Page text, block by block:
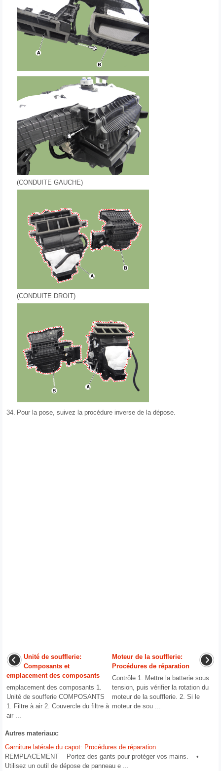
(CONDUITE GAUCHE)
(CONDUITE DROIT)
34. Pour la pose, suivez la procédure inverse de la dépose.
Unité de soufflerie:
Composants et
emplacement des composants
emplacement des composants 1.
Unité de soufferie COMPOSANTS
1. Filtre à air 2. Couvercle du filtre à
air ...
Moteur de la soufflerie:
Procédures de réparation
Contrôle 1. Mettre la batterie sous
tension, puis vérifier la rotation du
moteur de la soufflerie. 2. Si le
moteur de sou ...
Autres materiaux:
Garniture latérale du capot: Procédures de réparation
REMPLACEMENT Portez des gants pour protéger vos mains. •
Utilisez un outil de dépose de panneau e ...